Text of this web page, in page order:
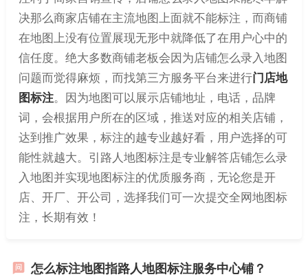
决那么商家店铺在主流地图上面就不能标注，而商铺
在地图上没有位置展现无形中就降低了在用户心中的
信任度。绝大多数商铺老板会因为店铺怎么录入地图
问题而觉得麻烦，而找第三方服务平台来进行门店地
图标注。因为地图可以展示店铺地址，电话，品牌
词，会根据用户所在的区域，推送对应的相关店铺，
达到推广效果，标注的越专业越好看，用户选择的可
能性就越大。引路人地图标注是专业解答店铺怎么录
入地图并实现地图标注的优质服务商，无论您是开
店、开厂、开公司，选择我们可一次提交全网地图标
注，长期有效！
怎么标注地图指路人地图标注服务中心铺？